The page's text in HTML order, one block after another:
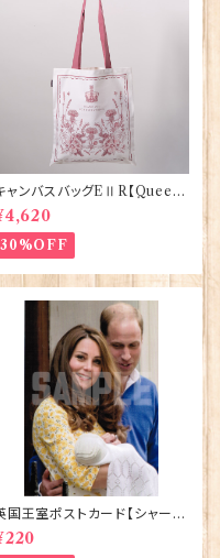
ャンバスバッグEⅡR【Queen
Commemorativ
】Victoria Eggs 90332
30%OFF
国王室ポストカード【シャーロ
ト王女2】Pageantry Postca
90183-JEF202